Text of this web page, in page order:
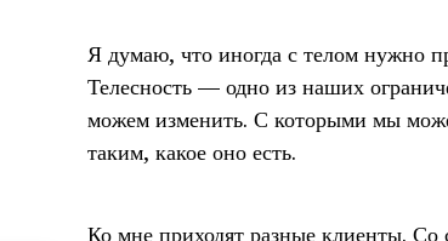
Я думаю, что иногда с телом нужно
Телесность — одно из наших
можем изменить. С которыми мы
таким, какое оно есть.
Ко мне приходят разные клиенты. Со